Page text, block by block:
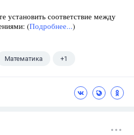
установить соответствие между
(Подробнее...)
Математика +1